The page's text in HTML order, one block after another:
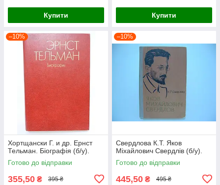
Купити Купити
–10%
Хортщански Г. и др. Ернст
Тельман. Біографія (б/у).
Готово до відправки
355,50 ₴ 395 ₴
–10%
Свердлова К.Т. Яков
Міхайлович Свердлів (б/у).
Готово до відправки
445,50 ₴ 495 ₴